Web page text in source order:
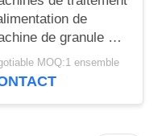
de
de granule de
biomasse 200-
H
MOQ:1 ensemble